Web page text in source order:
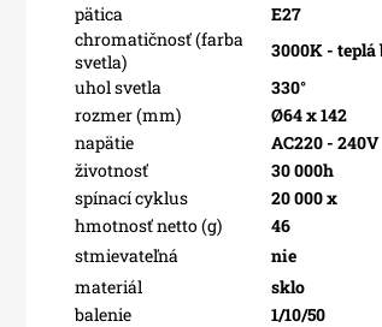
pätica
E27
chromatičnosť (farba
svetla)
3000K - teplá
uhol svetla
330°
rozmer (mm)
Ø64 x 142
napätie
AC220 - 240V
životnosť
30 000h
spínací cyklus
20 000 x
hmotnosť netto (g)
46
stmievateľná
nie
materiál
sklo
balenie
1/10/50